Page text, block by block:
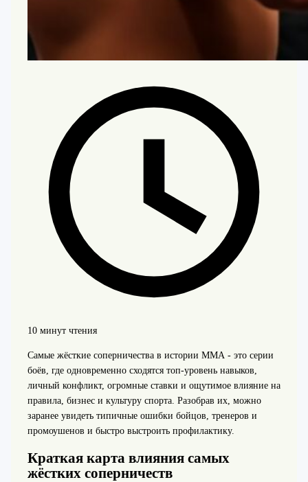
10 минут чтения
Самые жёсткие соперничества в истории ММА - это серии
боёв, где одновременно сходятся топ-уровень навыков,
личный конфликт, огромные ставки и ощутимое влияние на
правила, бизнес и культуру спорта. Разобрав их, можно
заранее увидеть типичные ошибки бойцов, тренеров и
промоушенов и быстро выстроить профилактику.
Краткая карта влияния самых
жёстких соперничеств